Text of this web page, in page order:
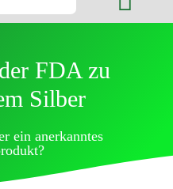
FDA zu
Silber
ein anerkanntes